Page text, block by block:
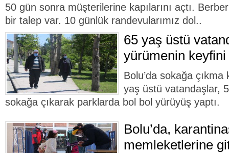
50 gün sonra müşterilerine kapılarını açtı.
bir talep var. 10 günlük randevularımız dol..
65 yaş üstü
yürümenin keyfini
Bolu’da sokağa çıkma
yaş üstü vatandaşlar,
sokağa çıkarak parklarda bol bol yürüyüş yaptı.
Bolu’da,
memleketlerine